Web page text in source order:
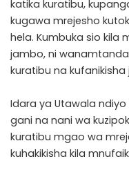
katika kuratibu,
kugawa mrejesho
hela. Kumbuka sio kila
jambo, ni
kuratibu na
Idara ya Utawala
gani na nani wa
kuratibu mgao wa
kuhakikisha kila